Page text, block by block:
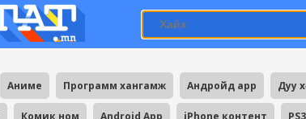
Аниме Программ хангамж Андройд app Дуу
Комик ном Android App iPhone контент